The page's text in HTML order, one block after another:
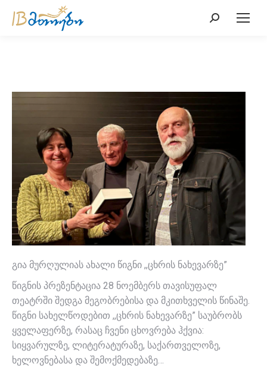
Search:
გია მურღულიას ახალი წიგნი ,,ცხრის ნახევარზე”
წიგნის პრეზენტაცია 28 ნოემბერს თავისუფალ
თეატრში შედგა მეგობრებისა და მკითხველის წინაშე.
წიგნი სახელწოდებით ,,ცხრის ნახევარზე” საუბრობს
ყველაფერზე, რასაც ჩვენი ცხოვრება ჰქვია:
სიყვარულზე, ლიტერატურაზე, საქართველოზე,
ხელოვნებასა და შემოქმედებაზე…